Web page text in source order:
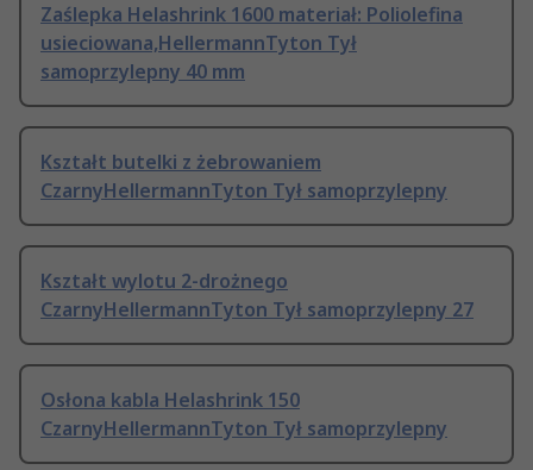
Zaślepka Helashrink 1600 materiał: Poliolefina
usieciowana,HellermannTyton Tył
samoprzylepny 40 mm
Kształt butelki z żebrowaniem
CzarnyHellermannTyton Tył samoprzylepny
Kształt wylotu 2-drożnego
CzarnyHellermannTyton Tył samoprzylepny 27
Osłona kabla Helashrink 150
CzarnyHellermannTyton Tył samoprzylepny